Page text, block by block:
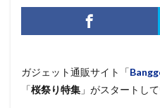
ガジェット通販サイト「
「桜祭り特集 」がスタートして